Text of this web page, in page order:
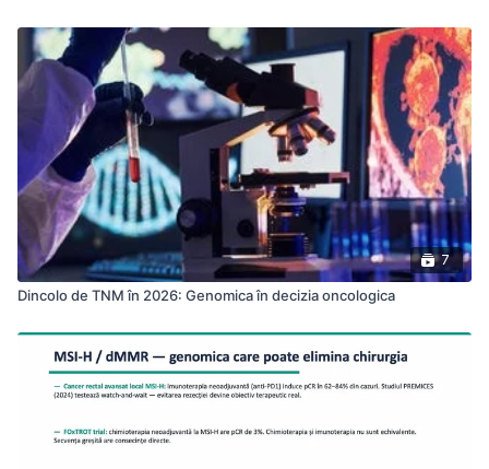
7
Dincolo de TNM în 2026: Genomica în decizia oncologica